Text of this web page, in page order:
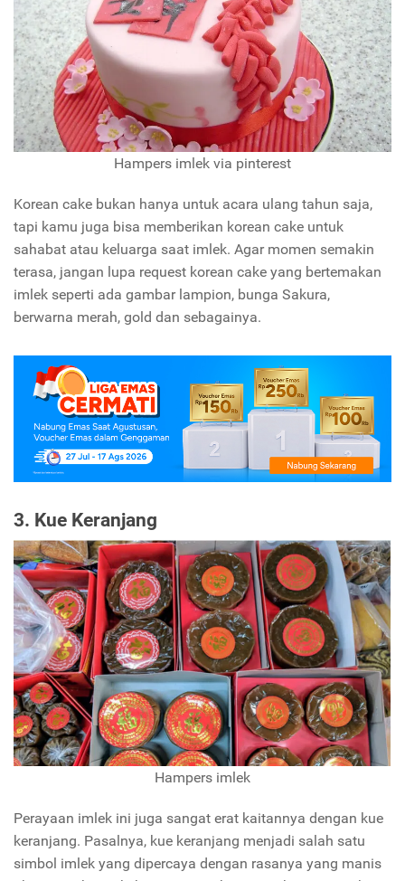
Hampers imlek via pinterest
Korean cake bukan hanya untuk acara ulang tahun saja,
tapi kamu juga bisa memberikan korean cake untuk
sahabat atau keluarga saat imlek. Agar momen semakin
terasa, jangan lupa request korean cake yang bertemakan
imlek seperti ada gambar lampion, bunga Sakura,
berwarna merah, gold dan sebagainya.
3. Kue Keranjang
Hampers imlek
Perayaan imlek ini juga sangat erat kaitannya dengan kue
keranjang. Pasalnya, kue keranjang menjadi salah satu
simbol imlek yang dipercaya dengan rasanya yang manis